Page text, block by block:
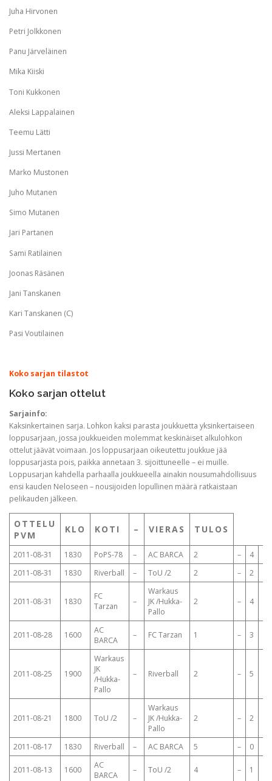
Juha Hirvonen
Petri Jolkkonen
Panu Järveläinen
Mika Kiiski
Toni Kukkonen
Aleksi Lappalainen
Teemu Lätti
Jussi Mertanen
Marko Mustonen
Juho Mutanen
Simo Mutanen
Jari Partanen
Sami Ratilainen
Joonas Räsänen
Jani Tanskanen
Kari Tanskanen (C)
Pasi Voutilainen
Koko sarjan tilastot
Koko sarjan ottelut
Sarjainfo:
Kaksinkertainen sarja. Lohkon kaksi parasta joukkuetta yksinkertaiseen
loppusarjaan, jossa joukkueiden molemmat keskinäiset alkulohkon
ottelut jäävät voimaan. Jos loppusarjaan oikeutettu joukkue jää
loppusarjasta pois, paikka annetaan 3. sijoittuneelle – ei muille.
Loppusarjan kahdella parhaalla joukkueella ainakin nousumahdollisuus
ensi kauden Neloseen – nousijoiden lopullinen määrä ratkaistaan
pelikauden jälkeen.
OTTELU
PVM
KLO KOTI – VIERAS TULOS
2011-08-31 1830 PoPS-78 – AC BARCA 2 –
4
2011-08-31
1830 Riverball – ToU /2 2 – 2
2011-08-31 1830
FC
Tarzan
–
Warkaus
JK /Hukka-
Pallo
2 – 4
2011-08-28 1600
AC
BARCA
– FC Tarzan 1 – 3
2011-08-25 1900
Warkaus
JK
/Hukka-
Pallo
– Riverball 2 – 5
2011-08-21 1800 ToU /2 –
Warkaus
JK /Hukka-
Pallo
2 – 2
2011-08-17 1830 Riverball – AC BARCA 5 – 0
2011-08-13 1600
AC
BARCA
– ToU /2 4 – 1